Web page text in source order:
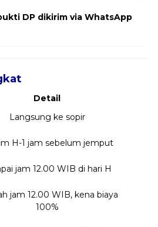
DP dikirim via WhatsApp
Detail
Langsung ke sopir
H-1 jam sebelum jemput
jam 12.00 WIB di hari H
jam 12.00 WIB, kena biaya
100%